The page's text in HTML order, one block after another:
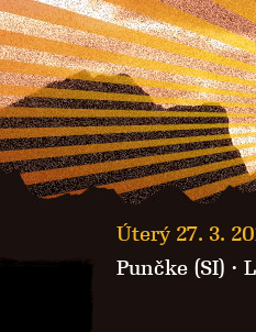
Úterý 27. 3.
Punčke (SI) ·